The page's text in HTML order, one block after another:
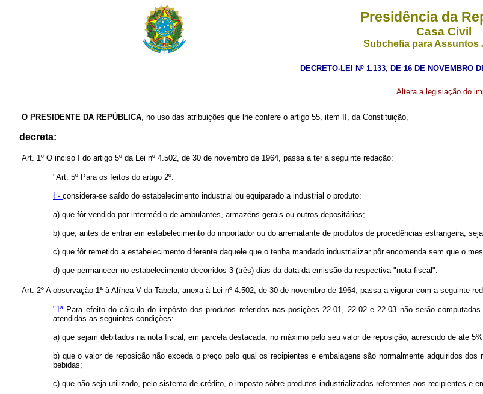
Presidência da
Casa Civil
Subchefia para Assuntos
DECRETO-LEI Nº 1.133, DE 16 DE NOVEMBRO
Altera a legislação do
O PRESIDENTE DA REPÚBLICA, no uso das atribuições que lhe confere o artigo 55, item II, da Constituição,
decreta:
Art. 1º O inciso I do artigo 5º da Lei nº 4.502, de 30 de novembro de 1964, passa a ter a seguinte redação:
"Art. 5º Para os feitos do artigo 2º:
I - considera-se saído do estabelecimento industrial ou equiparado a industrial o produto:
a) que fôr vendido por intermédio de ambulantes, armazéns gerais ou outros depositários;
b) que, antes de entrar em estabelecimento do importador ou do arrematante de produtos de procedências estrangeira,
c) que fôr remetido a estabelecimento diferente daquele que o tenha mandado industrializar pôr encomenda sem que o
d) que permanecer no estabelecimento decorridos 3 (três) dias da data da emissão da respectiva "nota fiscal".
Art. 2º A observação 1ª à Alínea V da Tabela, anexa à Lei nº 4.502, de 30 de novembro de 1964, passa a vigorar com a seguinte
"1ª Para efeito do cálculo do impôsto dos produtos referidos nas posições 22.01, 22.02 e 22.03 não serão
atendidas as seguintes condições:
a) que sejam debitados na nota fiscal, em parcela destacada, no máximo pelo seu valor de reposição, acrescido de ate
b) que o valor de reposição não exceda o preço pelo qual os recipientes e embalagens são normalmente adquiridos
bebidas;
c) que não seja utilizado, pelo sistema de crédito, o imposto sôbre produtos industrializados referentes aos recipientes e